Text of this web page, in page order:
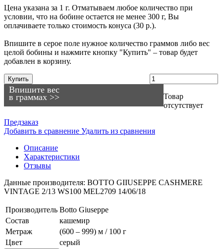
Цена указана за 1 г. Отматываем любое количество при
условии, что на бобине остается не менее 300 г, Вы
оплачиваете только стоимость конуса (30 р.).
Впишите в серое поле нужное количество граммов либо вес
целой бобины и нажмите кнопку "Купить" – товар будет
добавлен в корзину.
Впишите вес
в граммах >>
Купить
Товар
отсутствует
Предзаказ
Добавить в сравнение Удалить из сравнения
Описание
Характеристики
Отзывы
Данные производителя: BOTTO GIIUSEPPE CASHMERE
VINTAGE 2/13 WS100 MEL2709 14/06/18
Производитель Botto Giuseppe
Состав
кашемир
Метраж
(600 – 999) м / 100 г
Цвет
серый